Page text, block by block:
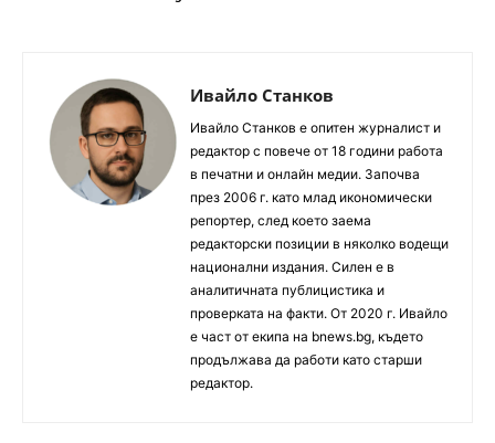
Ивайло Станков
Ивайло Станков е опитен журналист и
редактор с повече от 18 години работа
в печатни и онлайн медии. Започва
през 2006 г. като млад икономически
репортер, след което заема
редакторски позиции в няколко водещи
национални издания. Силен е в
аналитичната публицистика и
проверката на факти. От 2020 г. Ивайло
е част от екипа на bnews.bg, където
продължава да работи като старши
редактор.